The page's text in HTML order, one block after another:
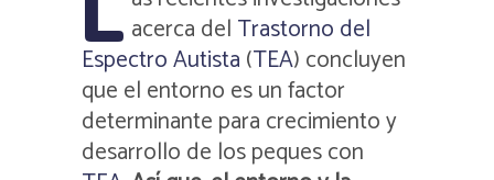
acerca del Trastorno del
Espectro Autista (TEA) concluyen
que el entorno es un factor
determinante para crecimiento y
desarrollo de los peques con